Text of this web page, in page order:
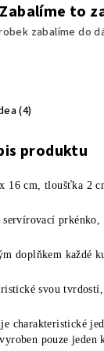
Zabalíme to
zabalíme do
(4)
produktu
16 cm, tloušťka 2
prkénko,
doplňkem každé
svou
charakteristické
pouze jeden